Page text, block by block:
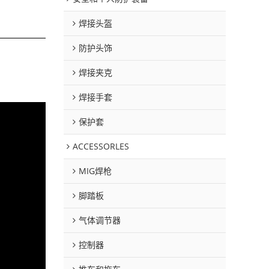
焊接头盔
防护头饰
焊接夹克
焊接手套
保护套
ACCESSORLES
MIG焊枪
脚踏板
气体调节器
控制器